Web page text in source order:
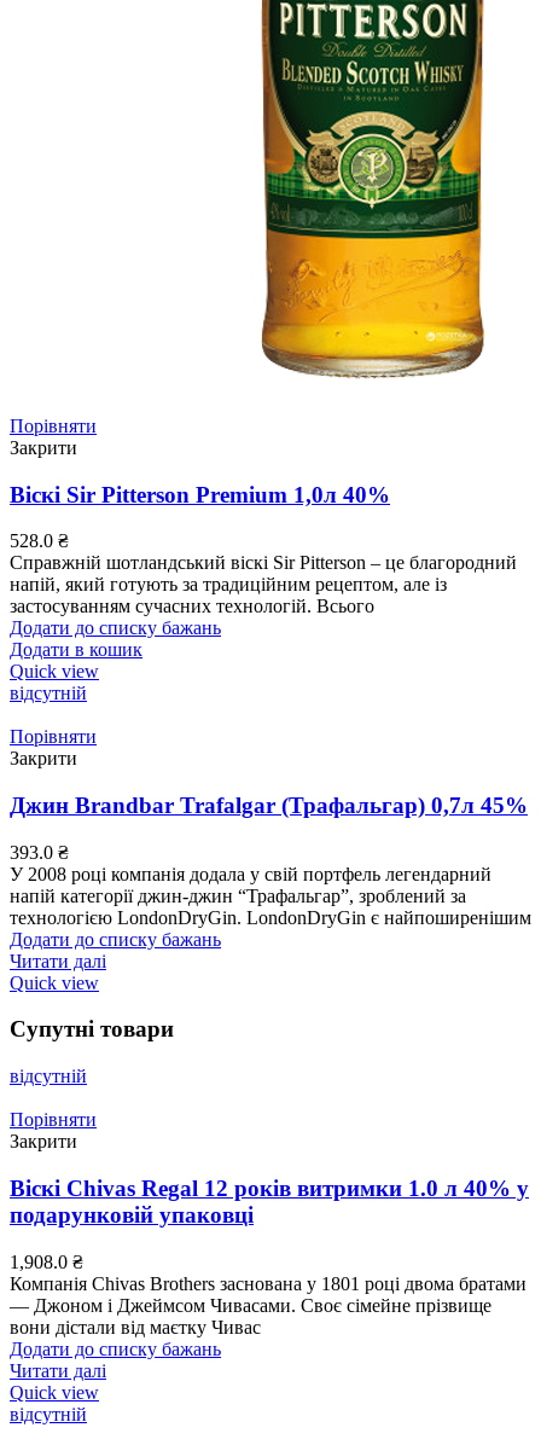
Порівняти
Закрити
Віскі Sir Pitterson Premium 1,0л 40%
528.0 ₴
Справжній шотландський віскі Sir Pitterson – це благородний
напій, який готують за традиційним рецептом, але із
застосуванням сучасних технологій. Всього
Додати до списку бажань
Додати в кошик
Quick view
відсутній
Порівняти
Закрити
Джин Brandbar Trafalgar (Трафальгар) 0,7л 45%
393.0 ₴
У 2008 році компанія додала у свій портфель легендарний
напій категорії джин-джин “Трафальгар”, зроблений за
технологією LondonDryGin. LondonDryGin є найпоширенішим
Додати до списку бажань
Читати далі
Quick view
Супутні товари
відсутній
Порівняти
Закрити
Віскі Chivas Regal 12 років витримки 1.0 л 40% у
подарунковій упаковці
1,908.0 ₴
Компанія Chivas Brothers заснована у 1801 році двома братами
— Джоном і Джеймсом Чивасами. Своє сімейне прізвище
вони дістали від маєтку Чивас
Додати до списку бажань
Читати далі
Quick view
відсутній